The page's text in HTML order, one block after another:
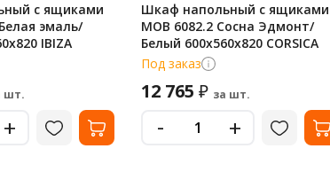
с ящиками
эмаль/
IBIZA
шт.
+
Шкаф напольный с ящиками
MOB 6082.2 Сосна Эдмонт/
Белый 600х560х820 CORSICA
Под заказ
12 765 ₽ за шт.
- +